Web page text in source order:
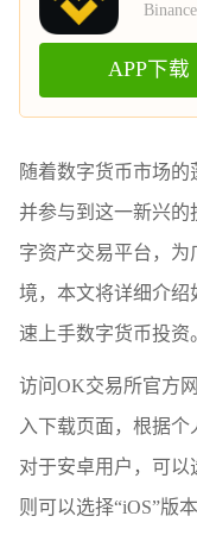
APP下载
随着数字货币市场
并参与到这一新兴的
字资产交易平台，
境，本文将详细介绍
速上手数字货币投资
访问OK交易所官方
入下载页面，根据个
对于安卓用户，可以
则可以选择“iOS”版